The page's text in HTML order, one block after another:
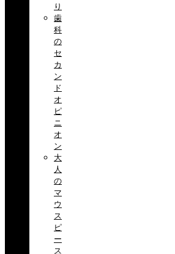
り
歯
科
の
セ
カ
ン
ド
オ
ピ
ニ
オ
ン
大
人
の
マ
ウ
ス
ピ
ー
ス